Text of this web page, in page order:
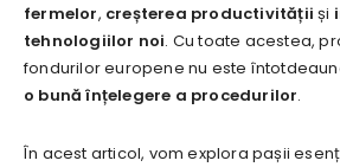
fermelor, creșterea productivității și
tehnologiilor noi. Cu toate acestea,
fondurilor europene nu este
o bună înțelegere a procedurilor.
În acest articol, vom explora pașii